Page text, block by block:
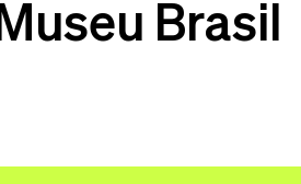
Museu Brasil